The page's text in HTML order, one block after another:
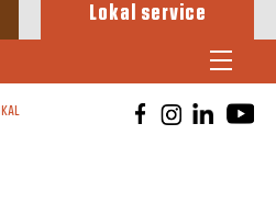
Lokal service